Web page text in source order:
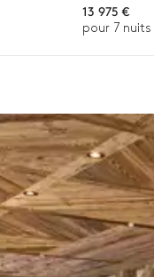
la destination ou la
13 975 €
pour 7 nuits